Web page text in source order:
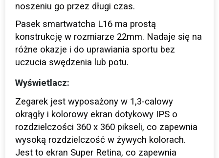
noszeniu go przez długi czas.
Pasek smartwatcha L16 ma prostą
konstrukcję w rozmiarze 22mm. Nadaje się na
różne okazje i do uprawiania sportu bez
uczucia swędzenia lub potu.
Wyświetlacz:
Zegarek jest wyposażony w 1,3-calowy
okrągły i kolorowy ekran dotykowy IPS o
rozdzielczości 360 x 360 pikseli, co zapewnia
wysoką rozdzielczość w żywych kolorach.
Jest to ekran Super Retina, co zapewnia